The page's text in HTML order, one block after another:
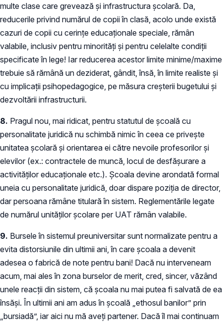
multe clase care grevează și infrastructura școlară. Da,
reducerile privind numărul de copii în clasă, acolo unde există
cazuri de copii cu cerințe educaționale speciale, rămân
valabile, inclusiv pentru minorități și pentru celelalte condiții
specificate în lege! Iar reducerea acestor limite minime/maxime
trebuie să rămână un deziderat, gândit, însă, în limite realiste și
cu implicații psihopedagogice, pe măsura creșterii bugetului și
dezvoltării infrastructurii.
8. Pragul nou, mai ridicat, pentru statutul de școală cu
personalitate juridică nu schimbă nimic în ceea ce privește
unitatea școlară și orientarea ei către nevoile profesorilor și
elevilor (ex.: contractele de muncă, locul de desfășurare a
activităților educaționale etc.). Școala devine arondată formal
uneia cu personalitate juridică, doar dispare poziția de director,
dar persoana rămâne titulară în sistem. Reglementările legate
de numărul unităților școlare per UAT rămân valabile.
9. Bursele în sistemul preuniversitar sunt normalizate pentru a
evita distorsiunile din ultimii ani, în care școala a devenit
adesea o fabrică de note pentru bani! Dacă nu interveneam
acum, mai ales în zona burselor de merit, cred, sincer, văzând
unele reacții din sistem, că școala nu mai putea fi salvată de ea
însăși. În ultimii ani am adus în școală „ethosul banilor” prin
„bursiadă”, iar aici nu mă aveți partener. Dacă îl mai continuam